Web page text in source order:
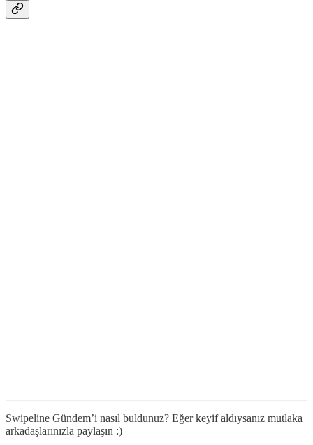
Swipeline Gündem’i nasıl buldunuz? Eğer keyif aldıysanız mutlaka
arkadaşlarınızla paylaşın :)